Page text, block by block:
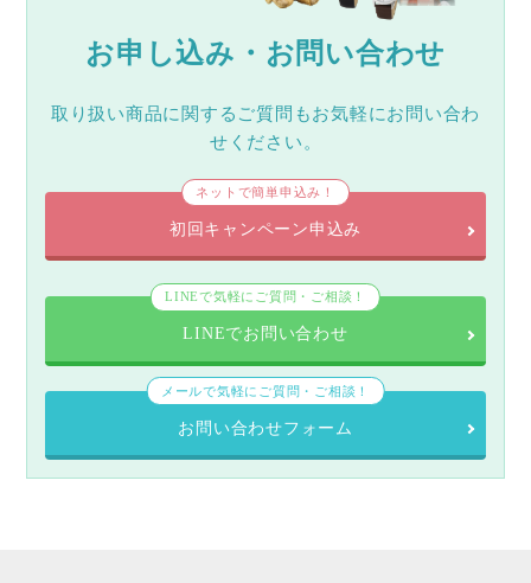
お申し込み・お問い合わせ
取り扱い商品に関するご質問もお気軽にお問い合わ
せください。
ネットで簡単申込み！
初回キャンペーン申込み
LINEで気軽にご質問・ご相談！
LINEでお問い合わせ
メールで気軽にご質問・ご相談！
お問い合わせフォーム